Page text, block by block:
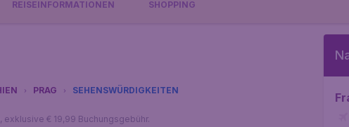
REISEINFORMATIONEN SHOPPING
PRAG SEHENSWÜRDIGKEITEN
€ 19,99 Buchungsgebühr.